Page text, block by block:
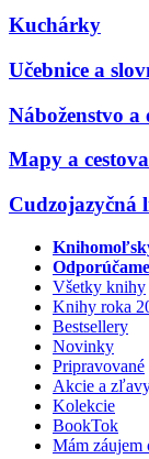
Kuchárky
Učebnice a
Náboženstvo a
Mapy a
Cudzojazyčná
Všetky knihy
Knihy roka
Bestsellery
Novinky
Pripravované
Akcie a
Kolekcie
BookTok
Mám záujem